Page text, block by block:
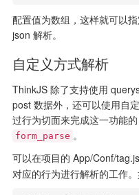
配置值为数组，这样就可以
json 解析。
自定义方式解析
ThinkJS 除了支持使用
post 数据外，还可以使用自
过行为切面来完成这一功能
form_parse 。
可以在项目的 App/Conf/
对应的行为进行解析的工作。